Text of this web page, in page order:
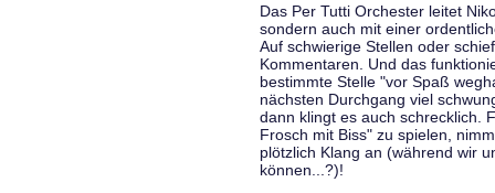
Das Per Tutti Orchester leitet
sondern auch mit einer
Auf schwierige Stellen oder
Kommentaren. Und das
bestimmte Stelle "vor Spaß
nächsten Durchgang viel
dann klingt es auch schrecklich.
Frosch mit Biss" zu spielen,
plötzlich Klang an (während wir
können...?)!